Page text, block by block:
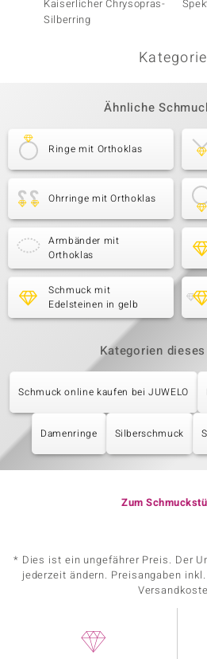
Kaiserlicher Chrysopras-
Silberring
Ähnliche
Ringe mit Orthoklas
Ohrringe mit Orthoklas
Armbänder mit
Orthoklas
Schmuck mit
Edelsteinen in gelb
Kategorien
Schmuck online kaufen bei JUWELO
Damenringe Silberschmuck
Zum
* Dies ist ein ungefährer Preis. Der
jederzeit ändern. Preisangaben